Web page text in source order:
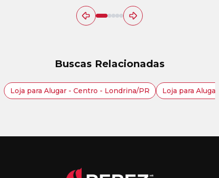
Buscas Relacionadas
Loja para Alugar - Centro - Londrina/PR Loja para